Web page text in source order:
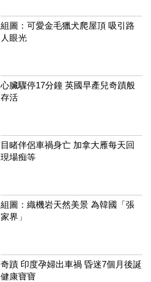
組圖：可愛金毛獵犬爬屋頂 吸引路
人眼光
心臟驟停17分鐘 英國早產兒奇蹟般
存活
目睹伴侶車禍身亡 加拿大雁每天回
現場痴等
組圖：織機岩天然美景 為韓國「張
家界」
奇蹟 印度孕婦出車禍 昏迷7個月後誕
健康寶寶